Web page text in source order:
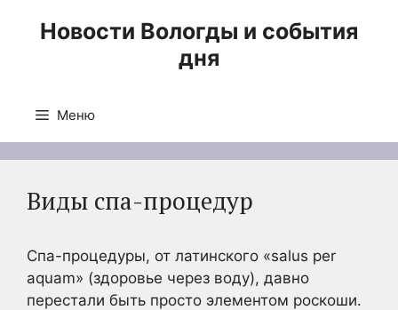
Новости Вологды и события
дня
Меню
Виды спа-процедур
Спа-процедуры, от латинского «salus per
aquam» (здоровье через воду), давно
перестали быть просто элементом роскоши.